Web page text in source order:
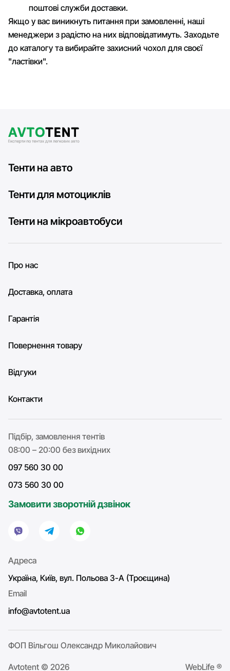
поштові служби доставки.
Якщо у вас виникнуть питання при замовленні, наші
менеджери з радістю на них відповідатимуть. Заходьте
до каталогу та вибирайте захисний чохол для своєї
"ластівки".
Тенти на авто
Тенти для мотоциклів
Тенти на мікроавтобуси
Про нас
Доставка, оплата
Гарантія
Повернення товару
Відгуки
Контакти
Підбір, замовлення тентів
08:00 – 20:00 без вихідних
097 560 30 00
073 560 30 00
Замовити зворотній дзвінок
Адреса
Україна, Київ, вул. Польова 3-А (Троєщина)
Email
info@avtotent.ua
Avtotent © 2026
ФОП Вільгош Олександр Миколайович
WebLife ®